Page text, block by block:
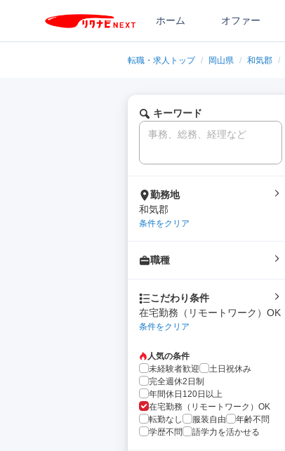
ホーム オファー
転職・求人トップ / 岡山県 / 和気郡 /
キーワード
勤務地
和気郡
条件をクリア
職種
こだわり条件
在宅勤務（リモートワーク）OK
条件をクリア
人気の条件
未経験者歓迎
土日祝休み
完全週休2日制
年間休日120日以上
在宅勤務（リモートワーク）OK
転勤なし
服装自由
年齢不問
学歴不問
語学力を活かせる